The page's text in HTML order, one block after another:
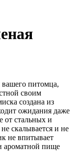
питомца,
своим
создана из
ожидания даже
от стальных и
скалывается и не
не впитывает
ароматной пище